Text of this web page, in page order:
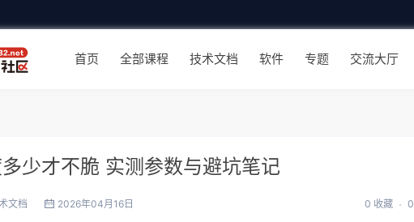
首页 全部课程 技术文档 软件 专题 交流大厅
少才不脆 实测参数与避坑笔记
文档 2026年04月16日 0 收藏